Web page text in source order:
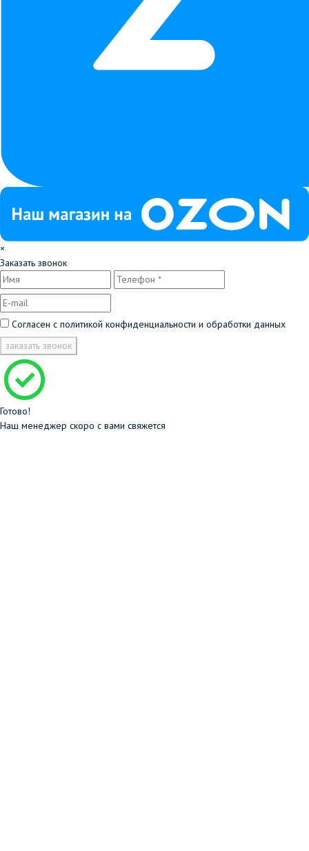
×
Заказать звонок
Согласен с политикой конфиденциальности и обработки данных
заказать звонок
Готово!
Наш менеджер скоро с вами свяжется